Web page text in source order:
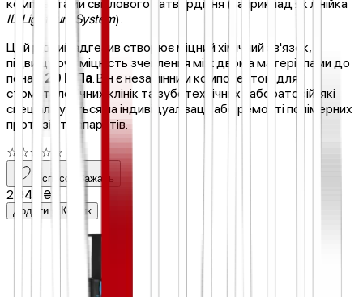
композитами світлового затвердіння (наприклад як лінійка
ID Lightcure System).
Цей рідкий адгезив створює міцний хімічний зв'язок,
підвищуючи міцність зчеплення між двома матеріалами до
понад 20 МПа . Він є незамінним компонентом для
стоматологічних клінік та зуботехнічних лабораторій, які
спеціалізуються на індивідуалізації або ремонті полімерних
протезів та апаратів.
☆ ☆☆ ☆ ☆
У список бажань
2 940 ₴
Додати в Кошик